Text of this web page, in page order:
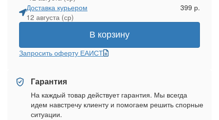
Доставка курьером
12 августа (ср)
399 р.
В корзину
Запросить оферту ЕАИСТ
Гарантия
На каждый товар действует гарантия. Мы всегда
идем навстречу клиенту и помогаем решить спорные
ситуации.